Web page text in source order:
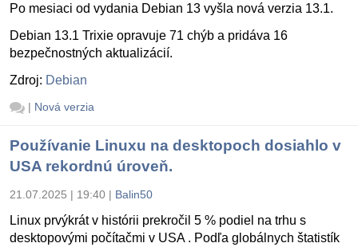
Po mesiaci od vydania Debian 13 vyšla nová verzia 13.1.
Debian 13.1 Trixie opravuje 71 chýb a pridáva 16
bezpečnostných aktualizácií.
Zdroj: Debian
| Nová verzia
Používanie Linuxu na desktopoch dosiahlo v
USA rekordnú úroveň.
21.07.2025 | 19:40 | Balin50
Linux prvýkrát v histórii prekročil 5 % podiel na trhu s
desktopovými počítačmi v USA . Podľa globálnych štatistík